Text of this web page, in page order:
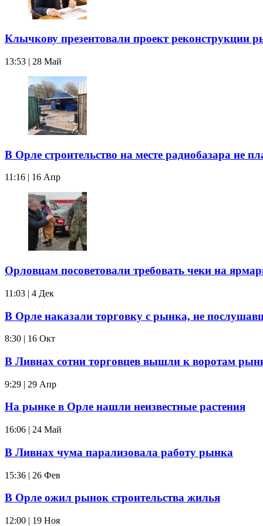
Клычкову презентовали проект реконструкции
13:53 | 28 Май
В Орле строительство на месте радиобазара не
11:16 | 16 Апр
Орловцам посоветовали требовать чеки на
11:03 | 4 Дек
В Орле наказали торговку с рынка, не
8:30 | 16 Окт
В Ливнах сотни торговцев вышли к воротам
9:29 | 29 Апр
На рынке в Орле нашли неизвестные растения
16:06 | 24 Май
В Ливнах чума парализовала работу рынка
15:36 | 26 Фев
В Орле ожил рынок строительства жилья
12:00 | 19 Ноя